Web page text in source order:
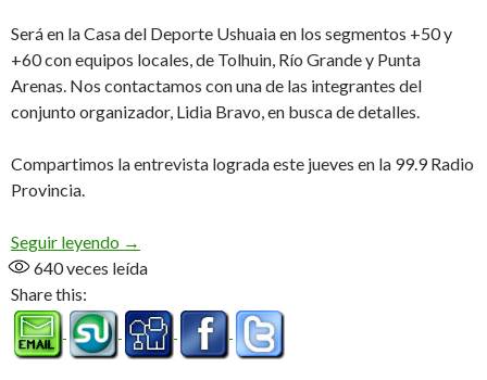
Será en la Casa del Deporte Ushuaia en los segmentos +50 y
+60 con equipos locales, de Tolhuin, Río Grande y Punta
Arenas. Nos contactamos con una de las integrantes del
conjunto organizador, Lidia Bravo, en busca de detalles.
Compartimos la entrevista lograda este jueves en la 99.9 Radio
Provincia.
Seguir leyendo Torneo Internacional Femenino (Audio)
→
640veces leída
Share this: